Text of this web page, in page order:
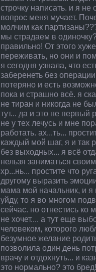
строчку написать. и я не
вопрос меня мучает.
молчим как
мы страдаем в
правильно! От этого
переживать, но они и
я сегодня узнала, что
заберенеть без
потеряно и есть
пока и страшно всё. я
не тиран и никогда не
тут... да и это не первый
не у тех лечусь и мне
работать. ах...ть...
каждый мой шаг, я и так
без выходных... я всё
нельзя заниматься
хр...нь... простите что
другому выразить
мама мой начальник, и
уйду, то я во многом
сейчас. но отнестись ко
не хочет.... а тут еще
человеком, которого
безумное желание
позволила один день
врачу и отдохнуть... и
это нормально? это бред!